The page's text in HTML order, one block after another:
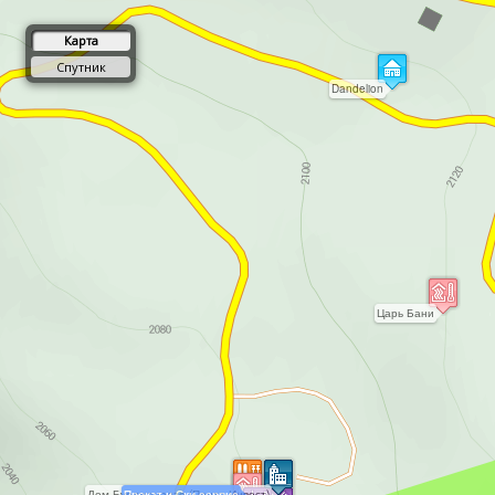
Царь Бани
Dandelion
Карта
Спутник